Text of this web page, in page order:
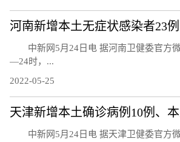
河南新增本土无症状感染者23例
中新网5月24日电 据河南卫健委官方微
—24时，...
2022-05-25
中新网5月24日电 据天津卫健委官方